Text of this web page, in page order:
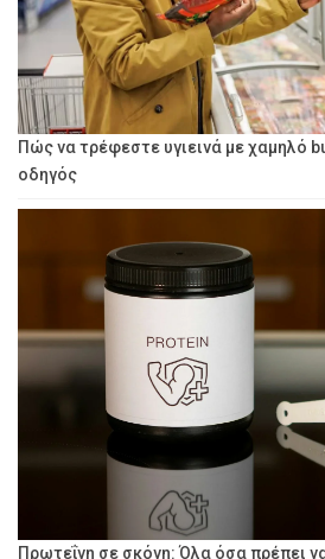
Πώς να τρέφεστε υγιεινά με χαμηλό
οδηγός
Πρωτεΐνη σε σκόνη: Όλα όσα πρέπει